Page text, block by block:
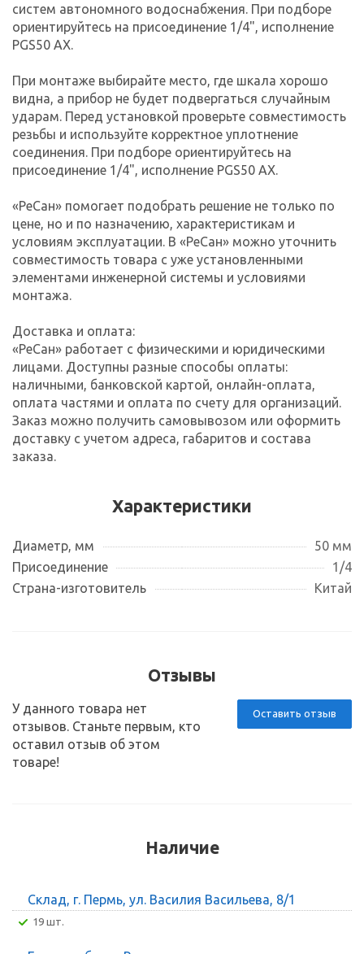
систем автономного водоснабжения. При подборе
ориентируйтесь на присоединение 1/4", исполнение
PGS50 AX.
При монтаже выбирайте место, где шкала хорошо
видна, а прибор не будет подвергаться случайным
ударам. Перед установкой проверьте совместимость
резьбы и используйте корректное уплотнение
соединения. При подборе ориентируйтесь на
присоединение 1/4", исполнение PGS50 AX.
«РеСан» помогает подобрать решение не только по
цене, но и по назначению, характеристикам и
условиям эксплуатации. В «РеСан» можно уточнить
совместимость товара с уже установленными
элементами инженерной системы и условиями
монтажа.
Доставка и оплата:
«РеСан» работает с физическими и юридическими
лицами. Доступны разные способы оплаты:
наличными, банковской картой, онлайн-оплата,
оплата частями и оплата по счету для организаций.
Заказ можно получить самовывозом или оформить
доставку с учетом адреса, габаритов и состава
заказа.
Характеристики
Диаметр, мм
50 мм
Присоединение
1/4
Страна-изготовитель
Китай
Отзывы
Оставить отзыв
У данного товара нет
отзывов. Станьте первым, кто
оставил отзыв об этом
товаре!
Наличие
Склад, г. Пермь, ул. Василия Васильева, 8/1
19 шт.